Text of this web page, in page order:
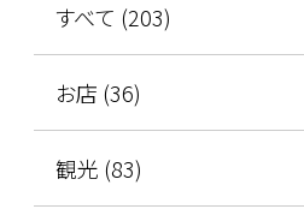
すべて (203)
お店 (36)
観光 (83)